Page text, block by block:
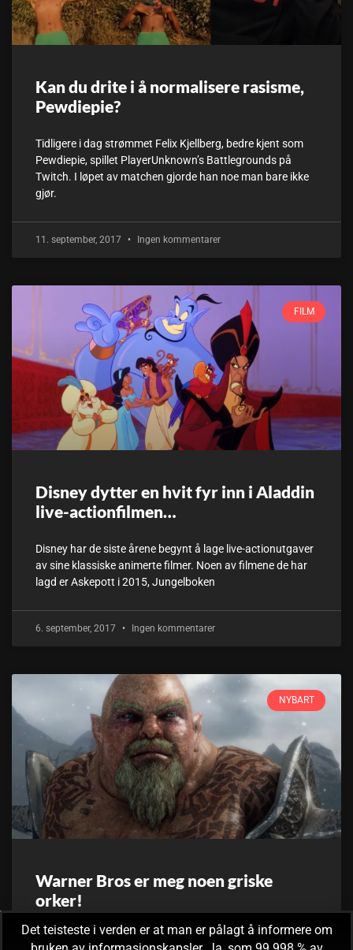
Kan du drite i å normalisere rasisme,
Pewdiepie?
Tidligere i dag strømmet Felix Kjellberg, bedre kjent som
Pewdiepie, spillet PlayerUnknown’s Battlegrounds på
Twitch. I løpet av matchen gjorde han noe man bare ikke
gjør.
11. september, 2017 Ingen kommentarer
FILM
Disney dytter en hvit fyr inn i Aladdin
live-actionfilmen…
Disney har de siste årene begynt å lage live-actionutgaver
av sine klassiske animerte filmer. Noen av filmene de har
lagd er Askepott i 2015, Jungelboken
6. september, 2017 Ingen kommentarer
NYBART
Warner Bros er meg noen griske
orker!
Oppdatering 27. september 2017: Warner Bros har gjort
Det teisteste i verden er at man er pålagt å informere om